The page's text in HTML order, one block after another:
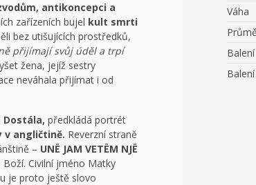
antikoncepci a
zařízeních bujel kult smrti
bez utišujících prostředků,
přijímají svůj úděl a trpí
žena, jejíž sestry
neváhala přijímat i od
Dostála, předkládá portrét
v angličtině. Reverzní straně
– UNË JAM VETËM NJË
Civilní jméno Matky
je proto ještě slovo
Váha
Balení